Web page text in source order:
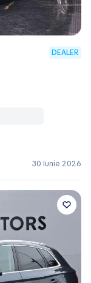
DEALER
30 Iunie 2026